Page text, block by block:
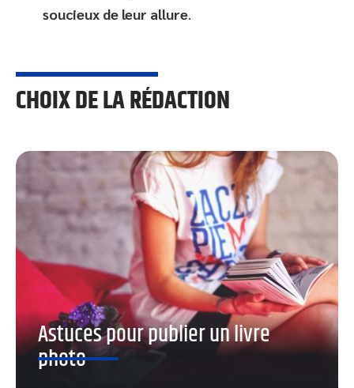
soucieux de leur allure.
CHOIX DE LA RÉDACTION
Astuces pour publier un livre
photo